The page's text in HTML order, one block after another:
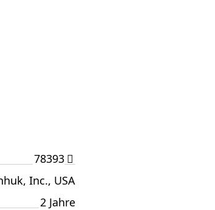
78393
Inc., USA
2 Jahre